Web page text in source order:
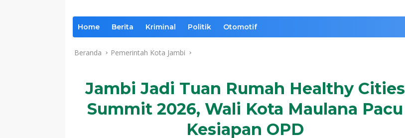
Home Berita Kriminal Politik Otomotif
Beranda Pemerintah Kota Jambi
Jambi Jadi Tuan Rumah Healthy Cities
Summit 2026, Wali Kota Maulana Pacu
Kesiapan OPD